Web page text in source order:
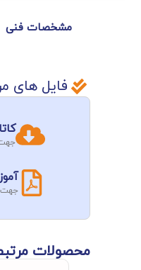
مشخصات فنی
فایل های
جهت
محصولات